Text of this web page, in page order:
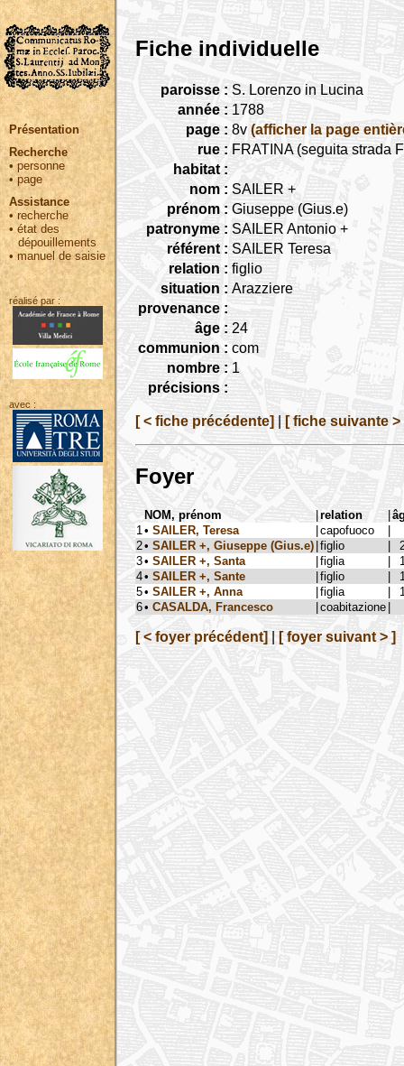
Présentation
Recherche
• personne
•page
Assistance
• recherche
•état des
dépouillements
•manuel de saisie
réalisé par :
avec :
Fiche individuelle
paroisse : S. Lorenzo in Lucina
année : 1788
page : 8v (afficher la page
rue : FRATINA (seguita strada
habitat :
nom : SAILER +
prénom : Giuseppe (Gius.e)
patronyme : SAILER Antonio +
référent : SAILER Teresa
relation : figlio
situation : Arazziere
provenance :
âge : 24
communion : com
nombre : 1
précisions :
[ < fiche précédente] [ fiche suivante >
Foyer
NOM, prénom |relation |
1 • SAILER, Teresa |capofuoco
|
2• SAILER +, Giuseppe (Gius.e) |figlio |
3• SAILER +, Santa |figlia |
4• SAILER +, Sante |figlio |
5• SAILER +, Anna |figlia |
6• CASALDA, Francesco |coabitazione |
[ < foyer précédent] [ foyer suivant > ]